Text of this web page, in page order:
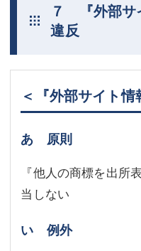
７ 『外部サ
違反
＜『外部サイト
あ 原則
『他人の商標を出所
当しない
い 例外